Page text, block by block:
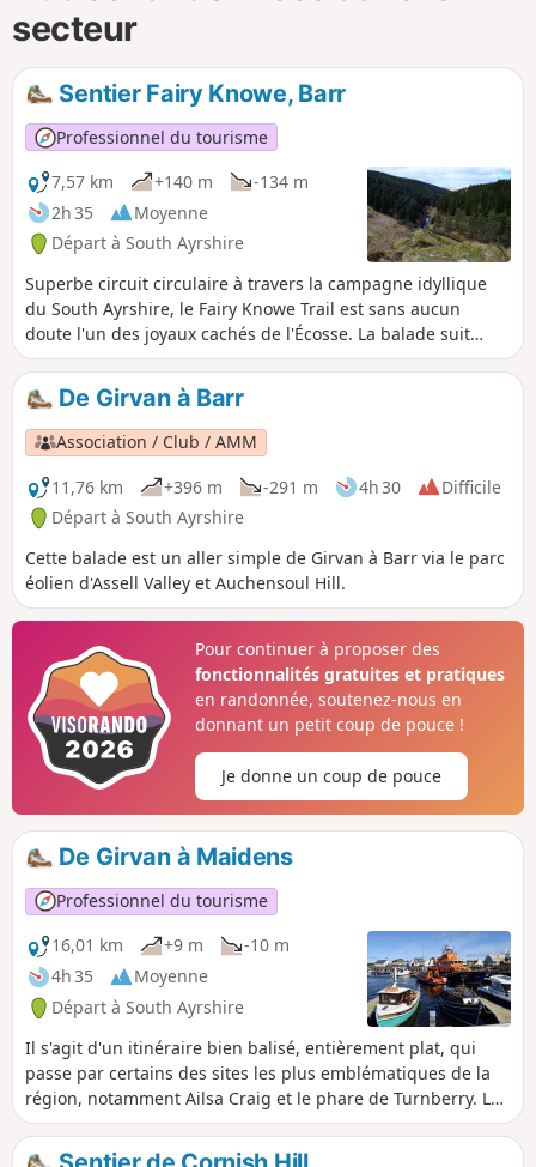
secteur
Sentier Fairy Knowe, Barr
Professionnel du tourisme
7,57 km
+140 m
-134 m
2h 35
Moyenne
Départ à South Ayrshire
Superbe circuit circulaire à travers la campagne idyllique
du South Ayrshire, le Fairy Knowe Trail est sans aucun
doute l'un des joyaux cachés de l'Écosse. La balade suit
divers sentiers forestiers, des couloirs d'arbres moussus et
des chemins de montagne pour atteindre un point de vue
connu sous le nom de Fairy Knowe. Après une descente
courte mais raide, le sentier revient au point de départ en
suivant le cours de la Water of Gregg.
De Girvan à Barr
Association / Club / AMM
11,76 km
+396 m -291 m 4h 30
Difficile
Départ à South Ayrshire
Cette balade est un aller simple de Girvan à Barr via le parc
éolien d'Assell Valley et Auchensoul Hill.
Pour continuer à proposer des
fonctionnalités gratuites et pratiques
en randonnée, soutenez-nous en
donnant un petit coup de pouce !
Je donne un coup de pouce
De Girvan à Maidens
Professionnel du tourisme
16,01 km
+9 m
-10 m
4h 35
Moyenne
Départ à South Ayrshire
Il s'agit d'un itinéraire bien balisé, entièrement plat, qui
passe par certains des sites les plus emblématiques de la
région, notamment Ailsa Craig et le phare de Turnberry. Les
amateurs de golf adoreront traverser le terrain de golf
Trump Turnberry !